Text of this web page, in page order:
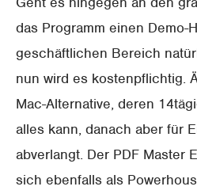
das Programm einen Demo-
geschäftlichen Bereich
nun wird es kostenpflichtig.
Mac-Alternative, deren
alles kann, danach aber für
abverlangt. Der PDF Master
sich ebenfalls als